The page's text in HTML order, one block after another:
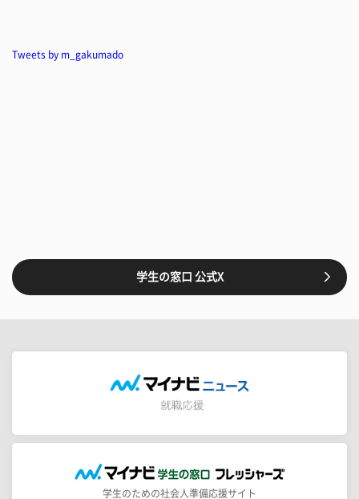
Tweets by m_gakumado
学生の窓口 公式X
学生のための社会人準備応援サイト